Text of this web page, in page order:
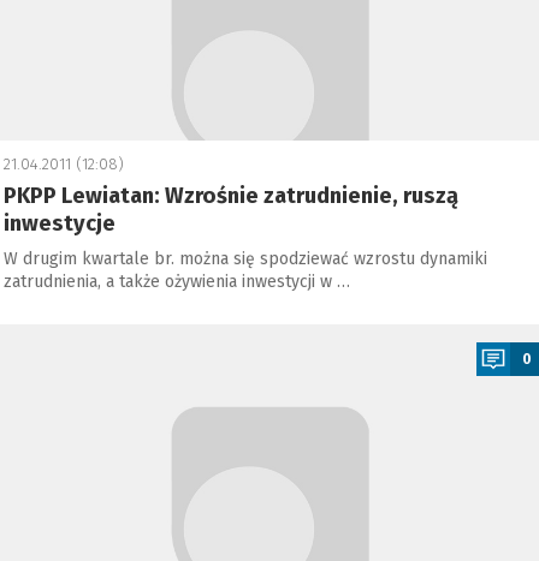
21.04.2011 (12:08)
PKPP Lewiatan: Wzrośnie zatrudnienie, ruszą
inwestycje
W drugim kwartale br. można się spodziewać wzrostu dynamiki
zatrudnienia, a także ożywienia inwestycji w …
0